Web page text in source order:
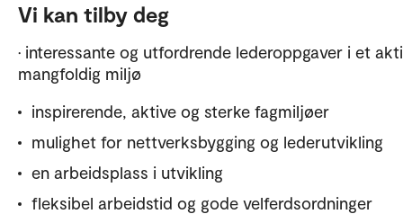
Vi kan tilby deg
• interessante og utfordrende lederoppgaver i et
mangfoldig miljø
inspirerende, aktive og sterke fagmiljøer
mulighet for nettverksbygging og lederutvikling
en arbeidsplass i utvikling
fleksibel arbeidstid og gode velferdsordninger